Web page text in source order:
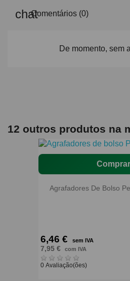
Comentários (0)
De momento, sem
12 outros produtos na
Comprar
Agrafadores De Bolso
6,46 € sem IVA
7,95 € com IVA
0 Avaliação(ões)